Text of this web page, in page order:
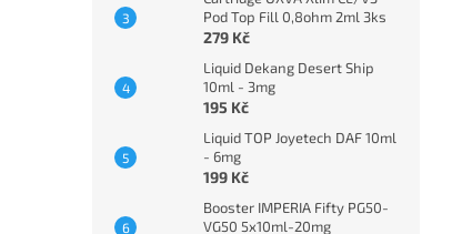
Pod Top Fill 0,8ohm 2ml 3ks
279 Kč
Liquid Dekang Desert Ship
10ml - 3mg
195 Kč
Liquid TOP Joyetech DAF 10ml
- 6mg
199 Kč
Booster IMPERIA Fifty PG50-
VG50 5x10ml-20mg